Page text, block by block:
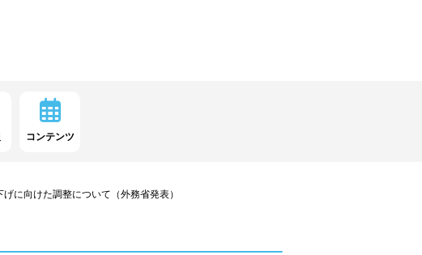
コンテンツ
に向けた調整について（外務省発表）